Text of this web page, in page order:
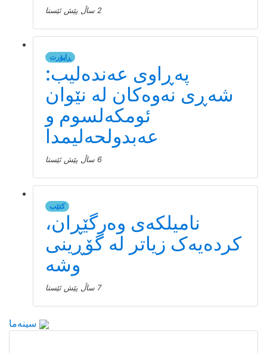
2 ساڵ پێش ئێستا
ڕاپۆرت
پەڕاوی عەندەلیب:
شەڕی نەوەکان لە نێوان
ئومکەلسوم و
عەبدولحەلیمدا
6 ساڵ پێش ئێستا
کتێب
نامیلكه‌ی وەرگێڕان،
کردەیەک زیاتر لە گۆڕینی
وشە
7 ساڵ پێش ئێستا